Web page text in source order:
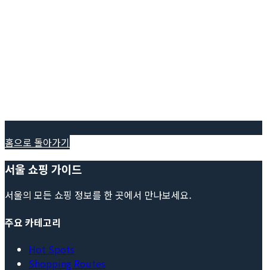
홈으로 돌아가기
서울 쇼핑 가이드
서울의 모든 쇼핑 정보를 한 곳에서 만나보세요.
주요 카테고리
Hot Spots
Shopping Routes